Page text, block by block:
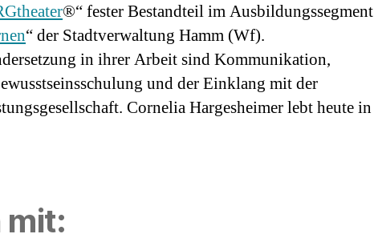
®“ fester Bestandteil im Ausbildungssegment
“ der Stadtverwaltung Hamm (Wf).
in ihrer Arbeit sind Kommunikation,
und der Einklang mit der
Cornelia Hargesheimer lebt heute in
mit: